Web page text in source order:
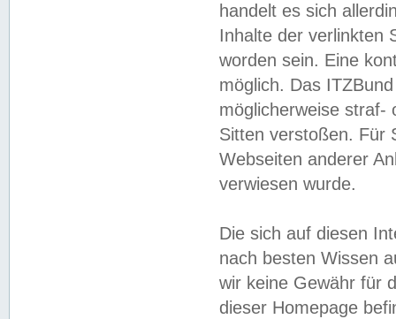
handelt es sich
Inhalte der verlinkten
worden sein. Eine
möglich. Das
möglicherweise straf-
Sitten verstoßen. Für
Webseiten anderer
verwiesen wurde.
Die sich auf diesen
nach besten Wissen
wir keine Gewähr für
dieser Homepage